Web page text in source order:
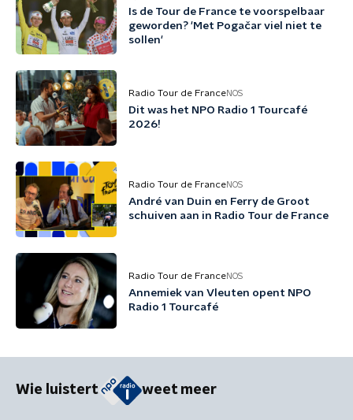
Is de Tour de France te voorspelbaar
geworden? 'Met Pogačar viel niet te
sollen'
Radio Tour de FranceNOS
Dit was het NPO Radio 1 Tourcafé
2026!
Radio Tour de FranceNOS
André van Duin en Ferry de Groot
schuiven aan in Radio Tour de France
Radio Tour de FranceNOS
Annemiek van Vleuten opent NPO
Radio 1 Tourcafé
Wie luistert weet meer